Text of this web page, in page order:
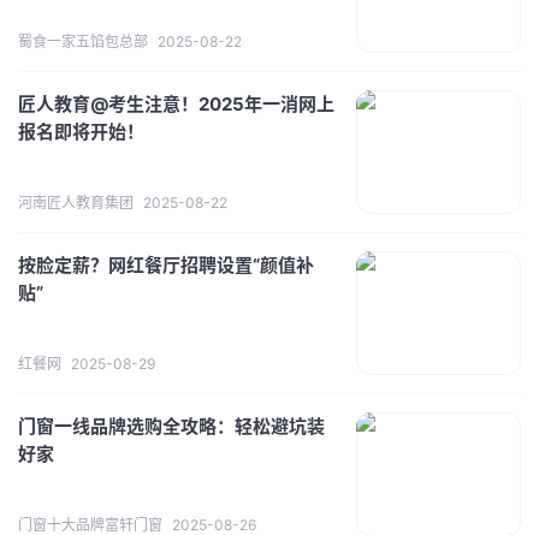
蜀食一家五馅包总部 2025-08-22
匠人教育@考生注意！2025年一消网上
报名即将开始！
河南匠人教育集团 2025-08-22
按脸定薪？网红餐厅招聘设置“颜值补
贴”
红餐网 2025-08-29
门窗一线品牌选购全攻略：轻松避坑装
好家
门窗十大品牌富轩门窗 2025-08-26